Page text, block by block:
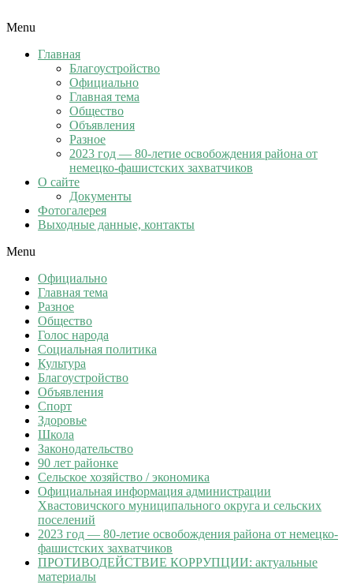
Menu
Главная
Благоустройство
Официально
Главная тема
Общество
Объявления
Разное
2023 год — 80-летие освобождения района от
немецко-фашистских захватчиков
О сайте
Документы
Фотогалерея
Выходные данные, контакты
Menu
Официально
Главная тема
Разное
Общество
Голос народа
Социальная политика
Культура
Благоустройство
Объявления
Спорт
Здоровье
Школа
Законодательство
90 лет районке
Сельское хозяйство / экономика
Официальная информация администрации
Хвастовичского муниципального округа и сельских
поселений
2023 год — 80-летие освобождения района от немецко-
фашистских захватчиков
ПРОТИВОДЕЙСТВИЕ КОРРУПЦИИ: актуальные
материалы